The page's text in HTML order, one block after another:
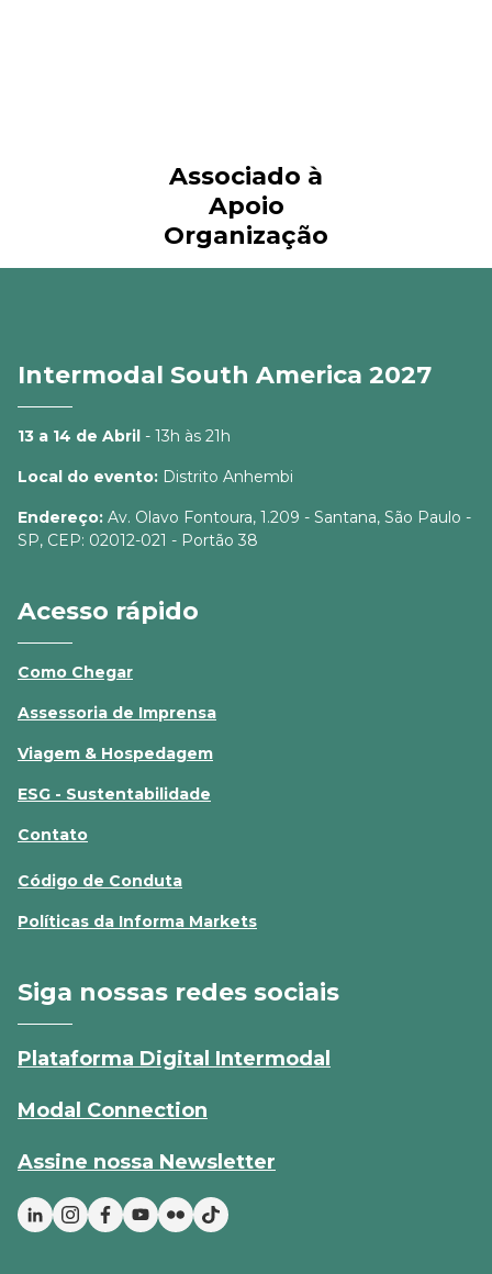
Associado à
Apoio
Organização
Intermodal South America 2027
13 a 14 de Abril - 13h às 21h
Local do evento: Distrito Anhembi
Endereço: Av. Olavo Fontoura, 1.209 - Santana, São Paulo -
SP, CEP: 02012-021 - Portão 38
Acesso rápido
Como Chegar
Assessoria de Imprensa
Viagem & Hospedagem
ESG - Sustentabilidade
Contato
Código de Conduta
Políticas da Informa Markets
Siga nossas redes sociais
Plataforma Digital Intermodal
Modal Connection
Assine nossa Newsletter